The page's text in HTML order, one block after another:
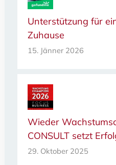
Unterstützung für
Zuhause
15. Jänner 2026
Wieder
CONSULT setzt
29. Oktober 2025